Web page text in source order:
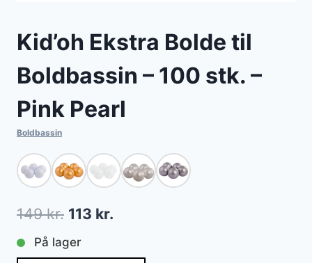
Kid’oh Ekstra Bolde til
Boldbassin – 100 stk. –
Pink Pearl
Boldbassin
149kr. Den
oprindelige
113 kr.
På lager